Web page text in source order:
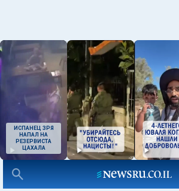
ИСПАНЕЦ ЗРЯ
НАПАЛ НА
РЕЗЕРВИСТА
ЦАХАЛА